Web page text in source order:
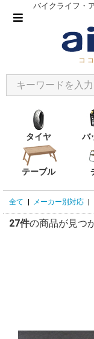
バイクライフ・
タイヤ バ
テーブル
全て メーカー別対応
27件の商品が見つ